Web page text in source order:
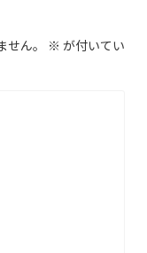
ん。 ※ が付いてい